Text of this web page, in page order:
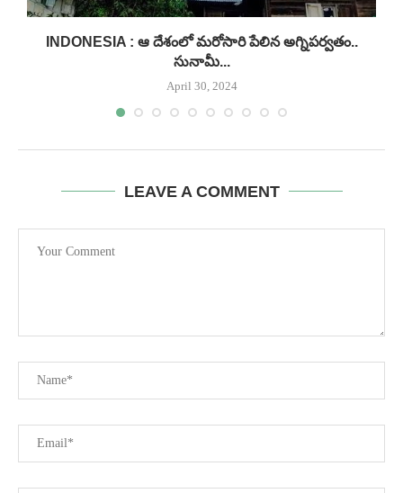
INDONESIA : ఆ దేశంలో మరోసారి పేలిన అగ్నిపర్వతం..
సునామీ...
April 30, 2024
LEAVE A COMMENT